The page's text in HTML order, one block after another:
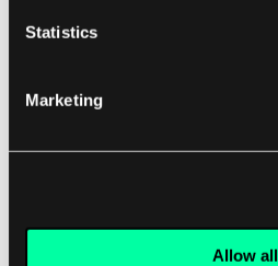
Statistics
Marketing
Allow all
jak skutecznie używać
może pomóc w
zasobów dla swoich